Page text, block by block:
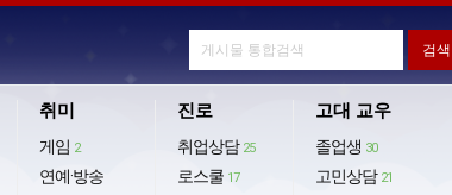
취미
게임 2
연예·방송
진로
취업상담 25
로스쿨 17
고대 교우
졸업생 30
고민상담 21